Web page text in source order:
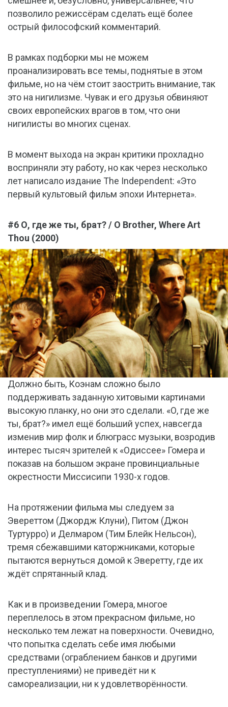
позволило режиссёрам сделать ещё более
острый философский комментарий.
В рамках подборки мы не можем
проанализировать все темы, поднятые в этом
фильме, но на чём стоит заострить внимание, так
это на нигилизме. Чувак и его друзья обвиняют
своих европейских врагов в том, что они
нигилисты во многих сценах.
В момент выхода на экран критики прохладно
восприняли эту работу, но как через несколько
лет написало издание The Independent: «Это
первый культовый фильм эпохи Интернета».
#6 О, где же ты, брат? / O Brother, Where Art
Thou (2000)
Должно быть, Коэнам сложно было
поддерживать заданную хитовыми картинами
высокую планку, но они это сделали. «О, где же
ты, брат?» имел ещё больший успех, навсегда
изменив мир фолк и блюграсс музыки, возродив
интерес тысяч зрителей к «Одиссее» Гомера и
показав на большом экране провинциальные
окрестности Миссисипи 1930-х годов.
На протяжении фильма мы следуем за
Эвереттом (Джордж Клуни), Питом (Джон
Туртурро) и Делмаром (Тим Блейк Нельсон),
тремя сбежавшими каторжниками, которые
пытаются вернуться домой к Эверетту, где их
ждёт спрятанный клад.
Как и в произведении Гомера, многое
переплелось в этом прекрасном фильме, но
несколько тем лежат на поверхности. Очевидно,
что попытка сделать себе имя любыми
средствами (ограблением банков и другими
преступлениями) не приведёт ни к
самореализации, ни к удовлетворённости.